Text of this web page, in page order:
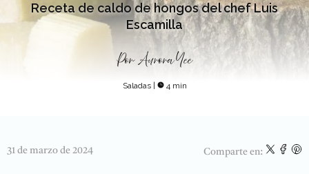
Receta de caldo de hongos del chef Luis
Escamilla
Por Aurora Yee
Saladas 4 min
31 de marzo de 2024 Comparte en: